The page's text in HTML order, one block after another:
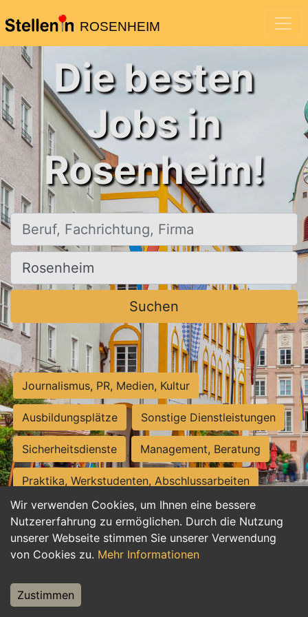
ROSENHEIM
Wir verwenden Cookies, um Ihnen eine bessere
Nutzererfahrung zu ermöglichen. Durch die Nutzung
unserer Webseite stimmen Sie unserer Verwendung
von Cookies zu. Mehr Informationen
Zustimmen
Die besten
Jobs in
Rosenheim!
Beruf, Fachrichtung, Firma
Ort, Stadt
Suchen
Journalismus, PR, Medien, Kultur
Ausbildungsplätze Sonstige Dienstleistungen
Sicherheitsdienste Management, Beratung
Praktika, Werkstudenten, Abschlussarbeiten
Personalwesen Assistenz, Sekretariat
Hilfskräfte, Aushilfs- und Nebenjobs
Weiterbildung, Studium, duale Ausbildung